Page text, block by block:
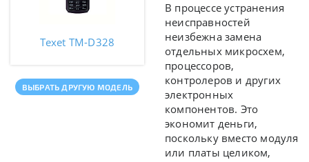
Texet TM-D328
ВЫБРАТЬ ДРУГУЮ МОДЕЛЬ
В процессе устранения
неисправностей
неизбежна замена
отдельных микросхем,
процессоров,
контролеров и других
электронных
компонентов. Это
экономит деньги,
поскольку вместо модуля
или платы целиком,